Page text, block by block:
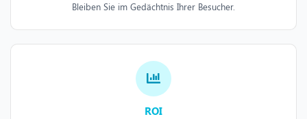
Bleiben Sie im Gedächtnis Ihrer Besucher.
ROI